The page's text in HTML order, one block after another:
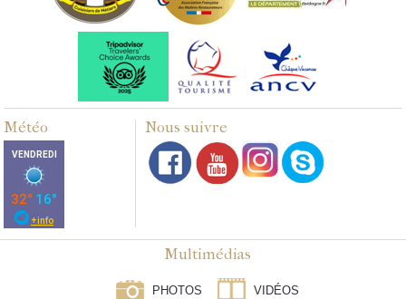
Météo Nous suivre
Multimédias
PHOTOS VIDÉOS